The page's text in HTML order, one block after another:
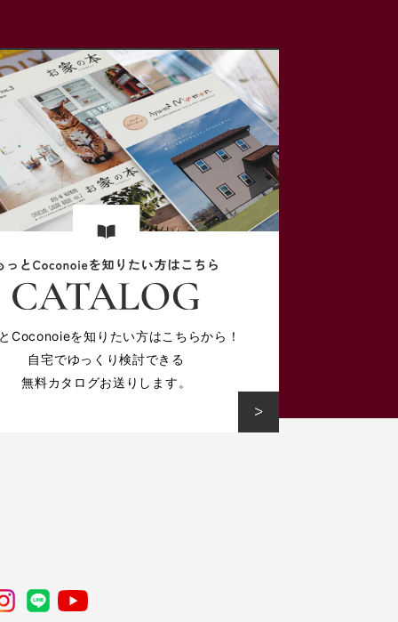
Coconoieを知りたい方はこちらから！
自宅でゆっくり検討できる
無料カタログお送りします。